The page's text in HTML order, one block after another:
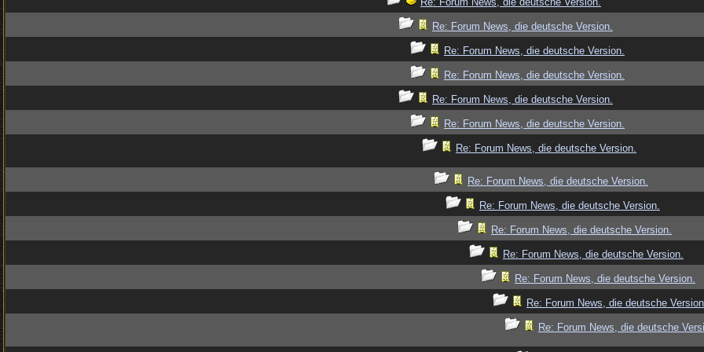
Re: Forum News, die deutsche Version.
Re: Forum News, die deutsche Version.
Re: Forum News, die deutsche Version.
Re: Forum News, die deutsche Version.
Re: Forum News, die deutsche Version.
Re: Forum News, die deutsche Version.
Re: Forum News, die deutsche Version.
Re: Forum News, die deutsche Version.
Re: Forum News, die deutsche Version.
Re: Forum News, die deutsche Version.
Re: Forum News, die deutsche Version.
Re: Forum News, die deutsche
Re: Forum News, die deutsche